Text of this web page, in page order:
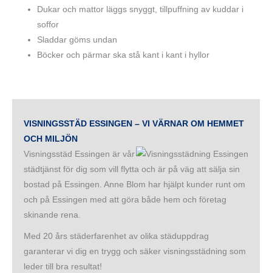
Dukar och mattor läggs snyggt, tillpuffning av kuddar i
soffor
Sladdar göms undan
Böcker och pärmar ska stå kant i kant i hyllor
VISNINGSSTÄD ESSINGEN – VI VÄRNAR OM HEMMET
OCH MILJÖN
Visningsstäd Essingen är vår
städtjänst för dig som vill flytta och är på väg att sälja sin
bostad på Essingen. Anne Blom har hjälpt kunder runt om
och på Essingen med att göra både hem och företag
skinande rena.
Med 20 års städerfarenhet av olika städuppdrag
garanterar vi dig en trygg och säker visningsstädning som
leder till bra resultat!